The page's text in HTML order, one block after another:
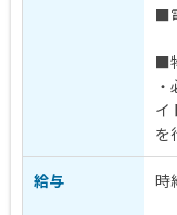
■
■
イ
を
給与 時